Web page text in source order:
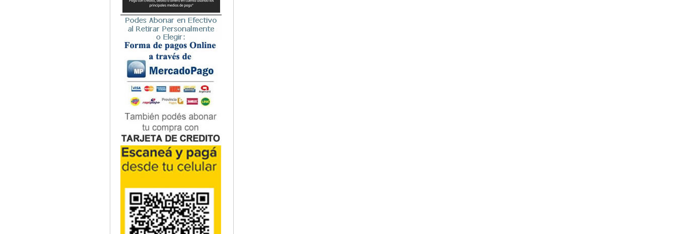
Medicina Interna
Microbiología
Nefrología
Neonatología / Pediatría
Neumología
Neuroanatomía / Neurociencia
Neurocirugía
Neurología
Nutrición
Odontología
Oftalmología
Oncología / Cuidados Paliativos
Ortopedía / Traumatología
Osteopatía
Otorrinolaringología
Podología
Psicología
Psiquiatría
Química